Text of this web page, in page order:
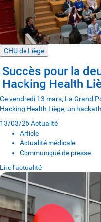
CHU de Liège
Succès pour la
Hacking Health
Ce vendredi 13 mars, La Grand
Hacking Health Liège, un
13/03/26Actualité
Article
Actualité médicale
Communiqué de presse
Lire l'actualité